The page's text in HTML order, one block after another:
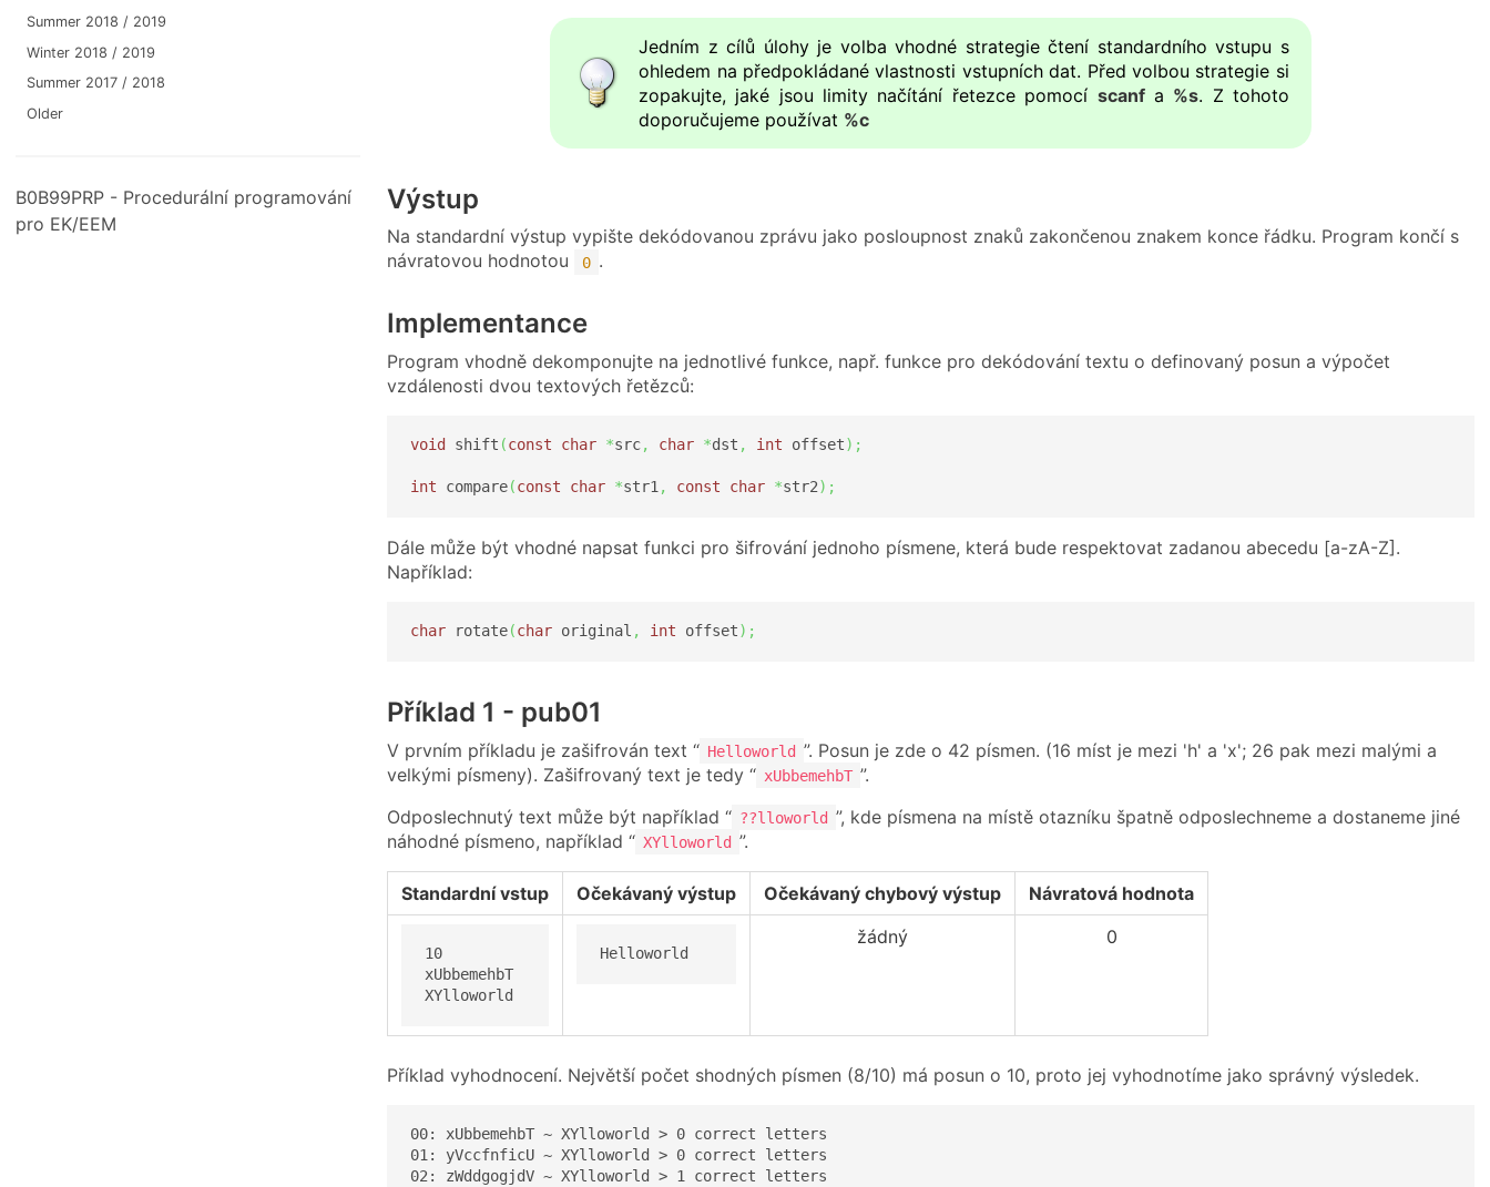
Summer 2018 / 2019
Winter 2018 / 2019
Summer 2017 / 2018
Older
B0B99PRP - Procedurální programování
pro EK/EEM
Jedním z cílů úlohy je volba vhodné strategie čtení standardního vstupu s
ohledem na předpokládané vlastnosti vstupních dat. Před volbou strategie si
zopakujte, jaké jsou limity načítání řetezce pomocí scanfa %s. Z tohoto
doporučujeme používat %c
Výstup
Na standardní výstup vypište dekódovanou zprávu jako posloupnost znaků zakončenou znakem konce řádku. Program končí s
návratovou hodnotou
0 .
Implementance
Program vhodně dekomponujte na jednotlivé funkce, např. funkce pro dekódování textu o definovaný posun a výpočet
vzdálenosti dvou textových řetězců:
void shift (const char *src, char *dst , int offset) ;
int compare(const char *str1, const char *str2) ;
Dále může být vhodné napsat funkci pro šifrování jednoho písmene, která bude respektovat zadanou abecedu [a-zA-Z].
Například:
char rotate(char original , int offset) ;
Příklad 1 - pub01
V prvním příkladu je zašifrován text “ Helloworld ”. Posun je zde o 42 písmen. (16 míst je mezi 'h' a 'x'; 26 pak mezi malými a
velkými písmeny). Zašifrovaný text je tedy “ xUbbemehbT ”.
Odposlechnutý text může být například “ ??lloworld ”, kde písmena na místě otazníku špatně odposlechneme a dostaneme jiné
náhodné písmeno, například “ XYlloworld ”.
Standardní vstup Očekávaný výstup Očekávaný chybový výstup Návratová hodnota
10
xUbbemehbT
XYlloworld
Helloworld
žádný 0
Příklad vyhodnocení. Největší počet shodných písmen (8/10) má posun o 10, proto jej vyhodnotíme jako správný výsledek.
00: xUbbemehbT ~ XYlloworld > 0 correct letters
01: yVccfnficU ~ XYlloworld > 0 correct letters
02: zWddgogjdV ~ XYlloworld > 1 correct letters